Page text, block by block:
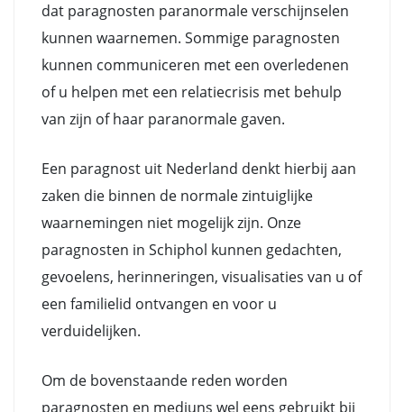
dat paragnosten paranormale verschijnselen
kunnen waarnemen. Sommige paragnosten
kunnen communiceren met een overledenen
of u helpen met een relatiecrisis met behulp
van zijn of haar paranormale gaven.
Een paragnost uit Nederland denkt hierbij aan
zaken die binnen de normale zintuiglijke
waarnemingen niet mogelijk zijn. Onze
paragnosten in Schiphol kunnen gedachten,
gevoelens, herinneringen, visualisaties van u of
een familielid ontvangen en voor u
verduidelijken.
Om de bovenstaande reden worden
paragnosten en mediuns wel eens gebruikt bij